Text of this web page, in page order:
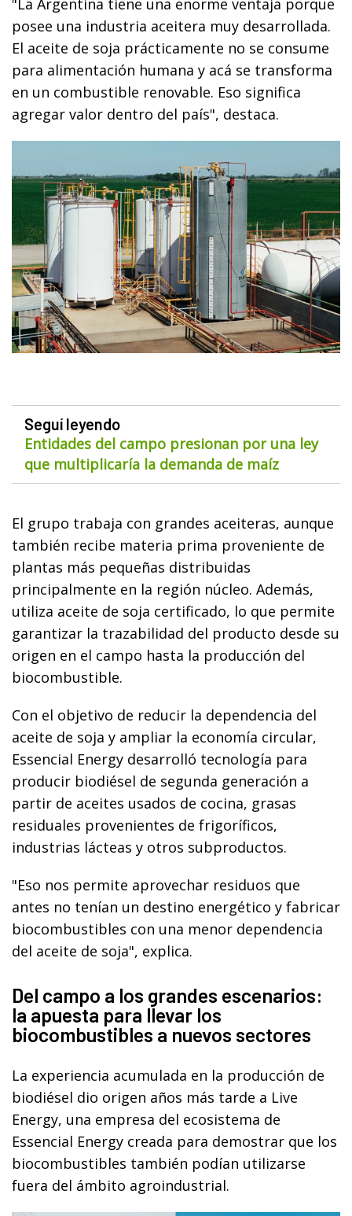
"La Argentina tiene una enorme ventaja porque
posee una industria aceitera muy desarrollada.
El aceite de soja prácticamente no se consume
para alimentación humana y acá se transforma
en un combustible renovable. Eso significa
agregar valor dentro del país", destaca.
Seguí leyendo
Entidades del campo presionan por una ley
que multiplicaría la demanda de maíz
El grupo trabaja con grandes aceiteras, aunque
también recibe materia prima proveniente de
plantas más pequeñas distribuidas
principalmente en la región núcleo. Además,
utiliza aceite de soja certificado, lo que permite
garantizar la trazabilidad del producto desde su
origen en el campo hasta la producción del
biocombustible.
Con el objetivo de reducir la dependencia del
aceite de soja y ampliar la economía circular,
Essencial Energy desarrolló tecnología para
producir biodiésel de segunda generación a
partir de aceites usados de cocina, grasas
residuales provenientes de frigoríficos,
industrias lácteas y otros subproductos.
"Eso nos permite aprovechar residuos que
antes no tenían un destino energético y fabricar
biocombustibles con una menor dependencia
del aceite de soja", explica.
Del campo a los grandes escenarios:
la apuesta para llevar los
biocombustibles a nuevos sectores
La experiencia acumulada en la producción de
biodiésel dio origen años más tarde a Live
Energy, una empresa del ecosistema de
Essencial Energy creada para demostrar que los
biocombustibles también podían utilizarse
fuera del ámbito agroindustrial.